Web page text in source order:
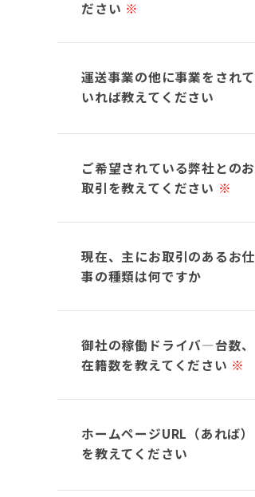
ださい ※
運送事業の他に事業をされて
いれば教えてください
ご希望されている弊社とのお
取引を教えてください ※
現在、主にお取引のあるお仕
事の種類は何ですか
御社の稼働ドライバ―台数、
在籍数を教えてください ※
ホームページURL（あれば）
を教えてください